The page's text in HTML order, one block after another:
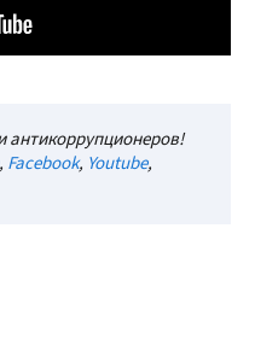
антикоррупционеров!
, Facebook, Youtube,